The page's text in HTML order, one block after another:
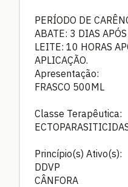
PERÍODO DE
ABATE: 3 DIAS
LEITE: 10 HORAS
APLICAÇÃO.
Apresentação:
FRASCO 500ML
Classe Terapêutica:
Princípio(s) Ativo(s):
DDVP
CÂNFORA